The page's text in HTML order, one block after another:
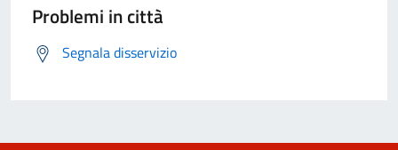
Problemi in città
Segnala disservizio